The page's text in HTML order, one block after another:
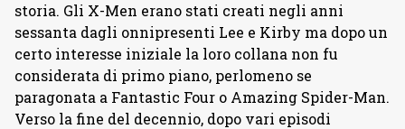
storia. Gli X-Men erano stati creati negli anni
sessanta dagli onnipresenti Lee e Kirby ma dopo un
certo interesse iniziale la loro collana non fu
considerata di primo piano, perlomeno se
paragonata a Fantastic Four o Amazing Spider-Man.
Verso la fine del decennio, dopo vari episodi